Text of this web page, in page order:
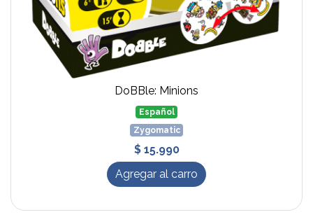
DoBBle: Minions
Español
Zygomatic
$ 15.990
Agregar al carro